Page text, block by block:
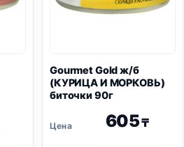
Gourmet Gold ж/б
(КУРИЦА И МОРКОВЬ)
биточки 90г
605₸